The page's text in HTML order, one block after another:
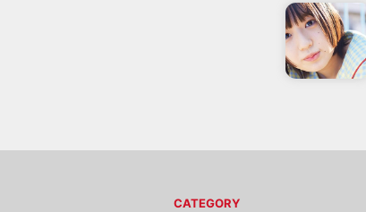
CATEGORY